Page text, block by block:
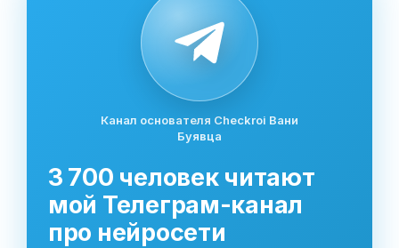
Канал основателя Checkroi Вани
Буявца
3 700 человек читают
мой Телеграм-канал
про нейросети